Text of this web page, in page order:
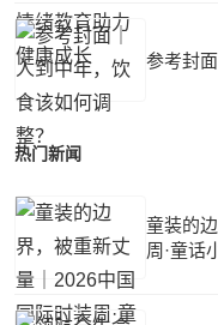
参考封
热门新闻
童装的
周·童话